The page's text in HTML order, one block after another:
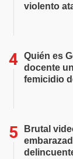
violento
Quién es
docente
femicidio
Brutal